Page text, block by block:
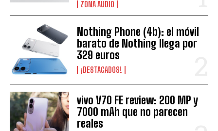
ZONA AUDIO
Nothing Phone (4b): el móvil
barato de Nothing llega por
329 euros
¡DESTACADOS!
vivo V70 FE review: 200 MP y
7000 mAh que no parecen
reales